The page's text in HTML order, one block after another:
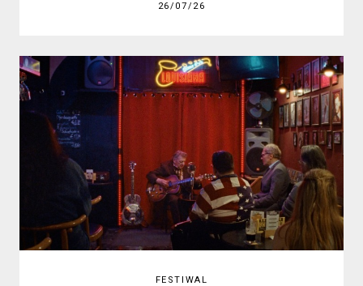
26/07/26
FESTIWAL